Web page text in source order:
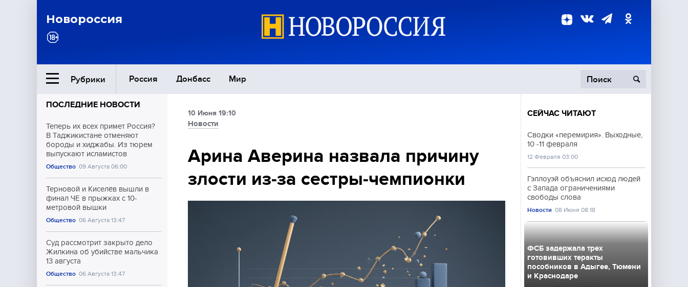
Новороссия
Рубрики Россия Донбасс Мир
Ближний Восток
Общество
Экономика
Происшествия
Культура
Спорт
ПОСЛЕДНИЕ НОВОСТИ
Теперь их всех примет Россия?
В Таджикистане отменяют
бороды и хиджабы. Из тюрем
выпускают исламистов
Общество 09 Августа 06:00
Терновой и Киселёв вышли в
финал ЧЕ в прыжках с 10-
метровой вышки
Общество 06 Августа 13:47
Суд рассмотрит закрыто дело
Жилкина об убийстве мальчика
13 августа
Общество 06 Августа 13:47
10 Июня 19:10
Новости
Арина Аверина назвала причину
злости из-за сестры-чемпионки
СЕЙЧАС ЧИТАЮТ
Сводки «перемирия». Выходные,
10 -11 февраля
12 Февраля 03:00
Гэллоуэй объяснил исход людей
с Запада ограничениями
свободы слова
Новости 08 Июня 08:18
ФСБ задержала трех
готовивших теракты
пособников в Адыгее, Тюмени
и Краснодаре